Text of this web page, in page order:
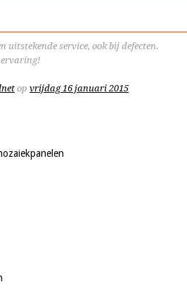
uitstekende service, ook bij defecten.
ervaring!
op vrijdag 16 januari 2015